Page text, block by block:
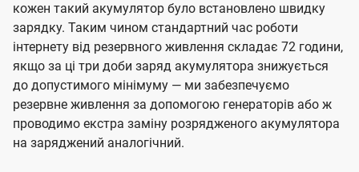
кожен такий акумулятор було встановлено швидку
зарядку. Таким чином стандартний час роботи
інтернету від резервного живлення складає 72 години,
якщо за ці три доби заряд акумулятора знижується
до допустимого мінімуму — ми забезпечуємо
резервне живлення за допомогою генераторів або ж
проводимо екстра заміну розрядженого акумулятора
на заряджений аналогічний.